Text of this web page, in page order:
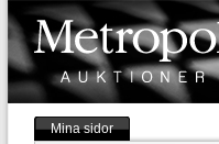
Mina sidor